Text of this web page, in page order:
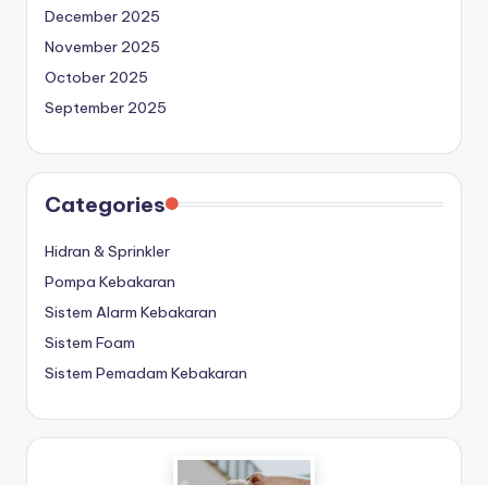
December 2025
November 2025
October 2025
September 2025
Categories
Hidran & Sprinkler
Pompa Kebakaran
Sistem Alarm Kebakaran
Sistem Foam
Sistem Pemadam Kebakaran